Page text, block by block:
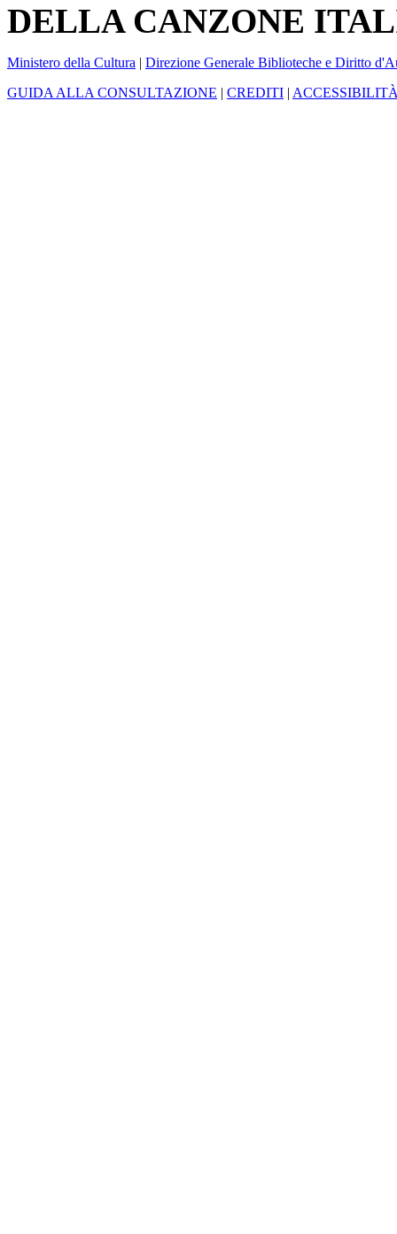
DELLA CANZONE
Ministero della Cultura | Direzione Generale Biblioteche e Diritto
GUIDA ALLA CONSULTAZIONE | CREDITI |